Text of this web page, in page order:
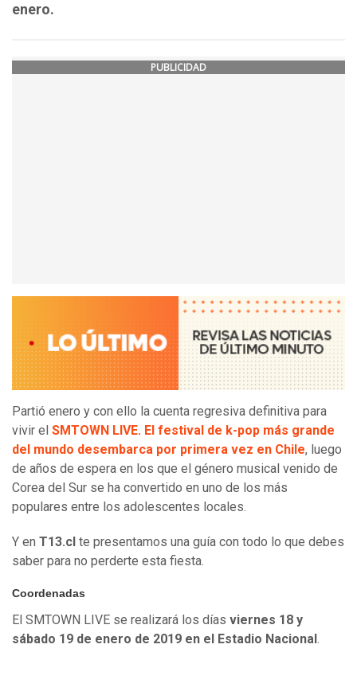
enero.
PUBLICIDAD
Partió enero y con ello la cuenta regresiva definitiva para
vivir el SMTOWN LIVE. El festival de k-pop más grande
del mundo desembarca por primera vez en Chile, luego
de años de espera en los que el género musical venido de
Corea del Sur se ha convertido en uno de los más
populares entre los adolescentes locales.
Y en T13.cl te presentamos una guía con todo lo que debes
saber para no perderte esta fiesta.
Coordenadas
El SMTOWN LIVE se realizará los días viernes 18 y
sábado 19 de enero de 2019 en el Estadio Nacional .